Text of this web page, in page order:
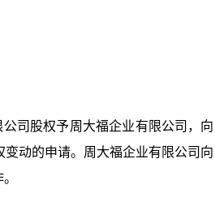
司股权予周大福企业有限公司，向
动的申请。周大福企业有限公司向